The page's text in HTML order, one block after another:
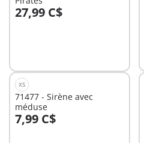
27,99 C$
Au panier
XS
71477 - Sirène avec
méduse
7,99 C$
Au panier